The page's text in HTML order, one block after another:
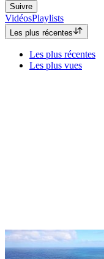
Suivre
VidéosPlaylists
Les plus récentes
Les plus récentes
Les plus vues